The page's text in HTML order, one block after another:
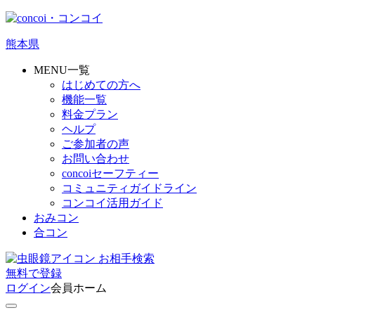
熊本県
MENU一覧
はじめての方へ
機能一覧
料金プラン
ヘルプ
ご参加者の声
お問い合わせ
concoiセーフティー
コミュニティガイドライン
コンコイ活用ガイド
おみコン
合コン
お相手検索
無料で登録
ログイン会員ホーム